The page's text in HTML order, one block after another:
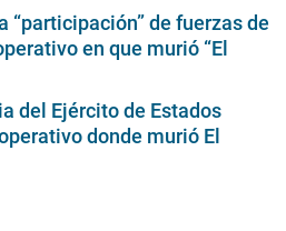
“participación” de fuerzas de
en que murió “El
del Ejército de Estados
donde murió El